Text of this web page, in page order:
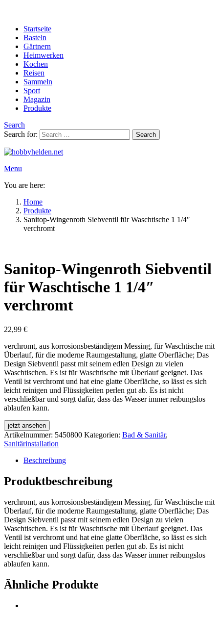
Startseite
Basteln
Gärtnern
Heimwerken
Kochen
Reisen
Sammeln
Sport
Magazin
Produkte
Search
Search for:
Search
Menu
You are here:
Home
Produkte
Sanitop-Wingenroth Siebventil für Waschtische 1 1/4″
verchromt
Sanitop-Wingenroth Siebventil
für Waschtische 1 1/4″
verchromt
22,99 €
verchromt, aus korrosionsbeständigem Messing, für Waschtische mit
Überlauf, für die moderne Raumgestaltung, glatte Oberfläche; Das
Design Siebventil passt mit seinem edlen Design zu vielen
Waschtischen. Es ist für Waschtische mit Überlauf geeignet. Das
Ventil ist verchromt und hat eine glatte Oberfläche, so lässt es sich
leicht reinigen und Flüssigkeiten perlen gut ab. Es ist nicht
verschließbar und sorgt dafür, dass das Wasser immer reibungslos
ablaufen kann.
jetzt ansehen
Artikelnummer: 5450800 Kategorien: Bad & Sanitär,
Sanitärinstallation
Beschreibung
Produktbeschreibung
verchromt, aus korrosionsbeständigem Messing, für Waschtische mit
Überlauf, für die moderne Raumgestaltung, glatte Oberfläche; Das
Design Siebventil passt mit seinem edlen Design zu vielen
Waschtischen. Es ist für Waschtische mit Überlauf geeignet. Das
Ventil ist verchromt und hat eine glatte Oberfläche, so lässt es sich
leicht reinigen und Flüssigkeiten perlen gut ab. Es ist nicht
verschließbar und sorgt dafür, dass das Wasser immer reibungslos
ablaufen kann.
Ähnliche Produkte